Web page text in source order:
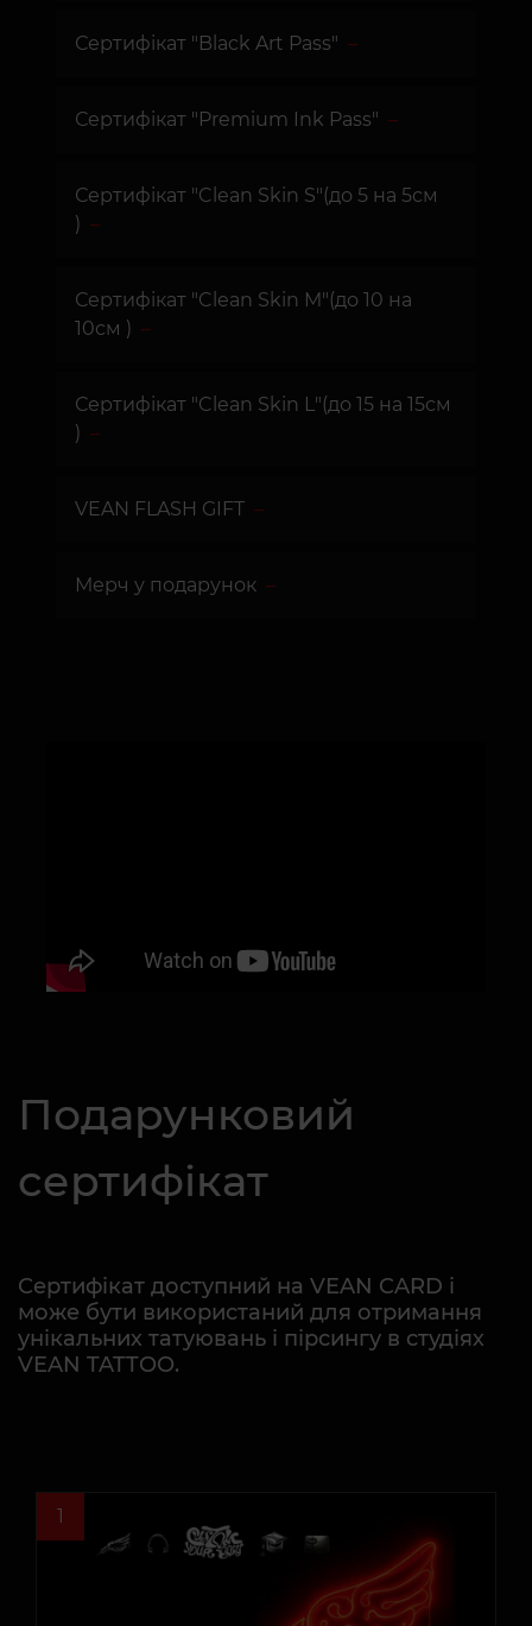
Сертифікат "Black Art Pass"
Сертифікат "Premium Ink Pass"
Сертифікат "Clean Skin S"(до 5 на 5см
)
Сертифікат "Clean Skin M"(до 10 на
10см )
Сертифікат "Clean Skin L"(до 15 на 15см
)
VEAN FLASH GIFT
Мерч у подарунок
Подарунковий
сертифікат
Сертифікат доступний на VEAN CARD і
може бути використаний для отримання
унікальних татуювань і пірсингу в студіях
VEAN TATTOO.
1